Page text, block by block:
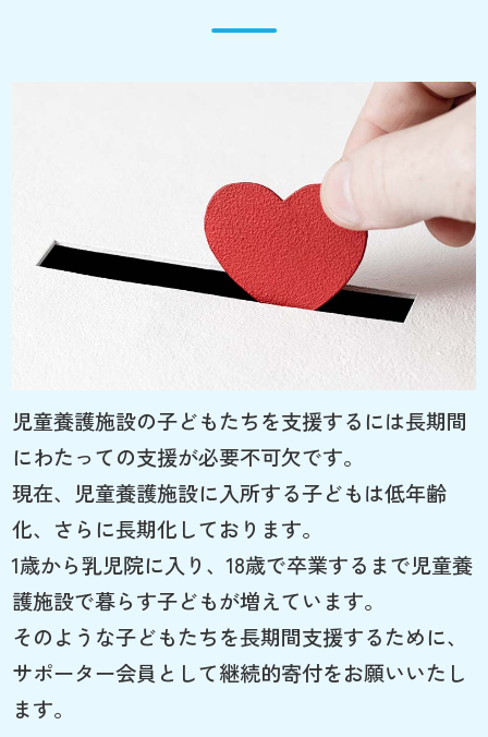
児童養護施設の子どもたちを支援するには長期間
にわたっての支援が必要不可欠です。
現在、児童養護施設に入所する子どもは低年齢
化、さらに長期化しております。
1歳から乳児院に入り、18歳で卒業するまで児童養
護施設で暮らす子どもが増えています。
そのような子どもたちを長期間支援するために、
サポーター会員として継続的寄付をお願いいたし
ます。